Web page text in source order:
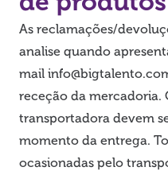
As reclamações/
analise quando
mail
receção da mercadoria.
transportadora devem
momento da entrega.
ocasionadas pelo